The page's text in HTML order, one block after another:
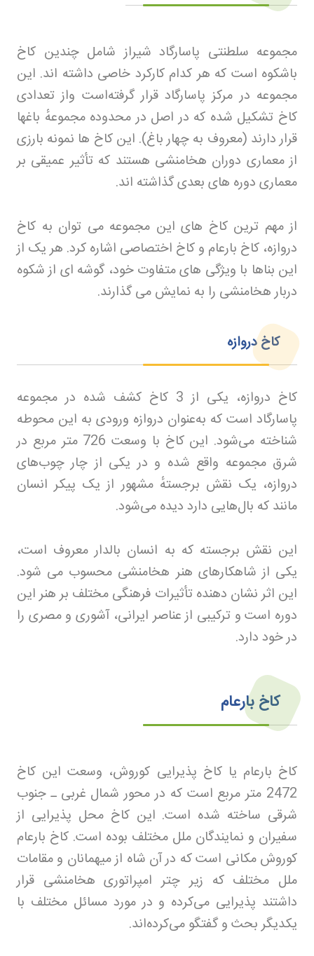
مجموعه سلطنتی پاسارگاد شیراز شامل چندین کاخ
باشکوه است که هر کدام کارکرد خاصی داشته اند. این
مجموعه در مرکز پاسارگاد قرار گرفته‌است واز تعدادی
کاخ تشکیل شده که در اصل در محدوده مجموعهٔ باغها
قرار دارند (معروف به چهار باغ). این کاخ ها نمونه بارزی
از معماری دوران هخامنشی هستند که تأثیر عمیقی بر
معماری دوره های بعدی گذاشته اند.
از مهم ترین کاخ های این مجموعه می توان به کاخ
دروازه، کاخ بارعام و کاخ اختصاصی اشاره کرد. هر یک از
این بناها با ویژگی های متفاوت خود، گوشه ای از شکوه
دربار هخامنشی را به نمایش می گذارند.
کاخ دروازه
کاخ دروازه، یکی از 3 کاخ کشف شده در مجموعه
پاسارگاد است که به‌عنوان دروازه ورودی به این محوطه
شناخته می‌شود. این کاخ با وسعت 726 متر مربع در
شرق مجموعه واقع شده و در یکی از چار چوب‌های
دروازه، یک نقش برجستهٔ مشهور از یک پیکر انسان
مانند که بال‌هایی دارد دیده می‌شود.
این نقش برجسته که به انسان بالدار معروف است،
یکی از شاهکارهای هنر هخامنشی محسوب می شود.
این اثر نشان دهنده تأثیرات فرهنگی مختلف بر هنر این
دوره است و ترکیبی از عناصر ایرانی، آشوری و مصری را
در خود دارد.
کاخ بارعام
کاخ بارعام یا کاخ پذیرایی کوروش، وسعت این کاخ
2472 متر مربع است که در محور شمال غربی ـ جنوب
شرقی ساخته شده است. این کاخ محل پذیرایی از
سفیران و نمایندگان ملل مختلف بوده است. کاخ بارعام
کوروش مکانی است که در آن شاه از میهمانان و مقامات
ملل مختلف که زیر چتر امپراتوری هخامنشی قرار
داشتند پذیرایی می‌کرده و در مورد مسائل مختلف با
یکدیگر بحث و گفتگو می‌کرده‌اند.